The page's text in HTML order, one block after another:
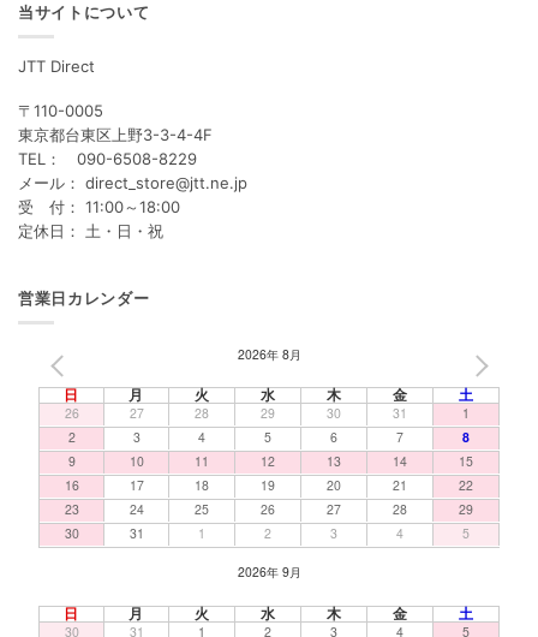
当サイトについて
JTT Direct
〒110-0005
東京都台東区上野3-3-4-4F
TEL： 090-6508-8229
メール： direct_store@jtt.ne.jp
受 付： 11:00～18:00
定休日： 土・日・祝
営業日カレンダー
2026年 8月
日 月 火 水 木 金 土
26 27 28 29 30 31
1
2
3 4 5 6 7
8
9
10 11 12 13 14
15
16
17 18 19 20 21
22
23
24 25 26 27 28
29
30
31 1 2 3 4 5
2026年 9月
日 月 火 水 木 金 土
30 31 1 2 3 4 5